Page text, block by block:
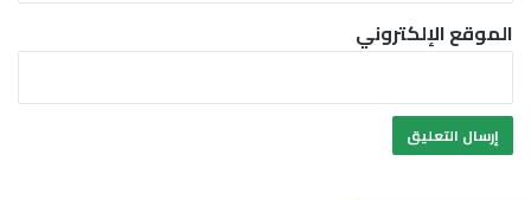
الموقع الإلكتروني